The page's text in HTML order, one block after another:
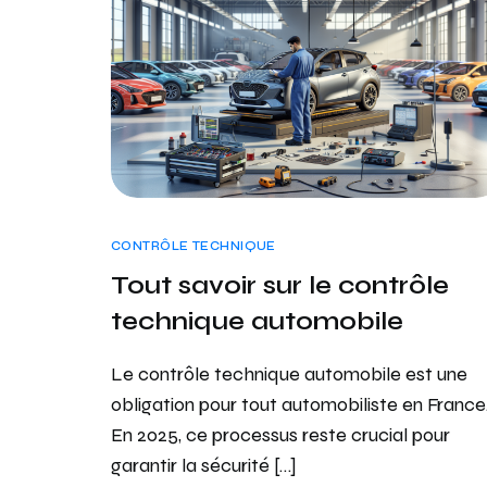
CONTRÔLE TECHNIQUE
Tout savoir sur le contrôle
technique automobile
Le contrôle technique automobile est une
obligation pour tout automobiliste en
En 2025, ce processus reste crucial pour
garantir la sécurité […]